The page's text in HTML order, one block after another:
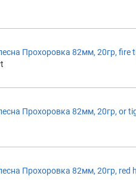
Прохоровка 82мм, 20гр, fire
Прохоровка 82мм, 20гр, or
Прохоровка 82мм, 20гр, red